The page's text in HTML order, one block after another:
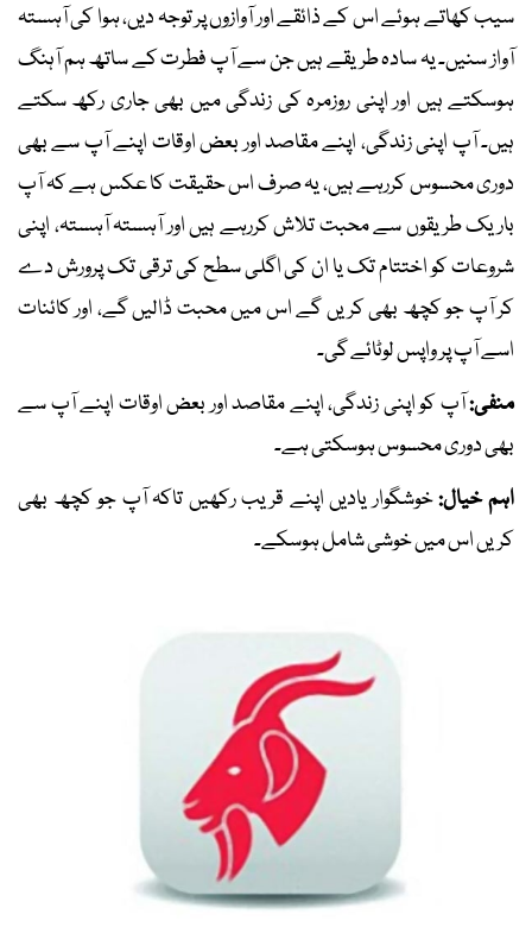
سیب کھاتے ہوئے اس کے ذائقے اور آوازوں پر توجہ دیں، ہوا کی آہستہ
آواز سنیں۔ یہ سادہ طریقے ہیں جن سے آپ فطرت کے ساتھ ہم آہنگ
ہوسکتے ہیں اور اپنی روزمرہ کی زندگی میں بھی جاری رکھ سکتے
ہیں۔ آپ اپنی زندگی، اپنے مقاصد اور بعض اوقات اپنے آپ سے بھی
دوری محسوس کررہے ہیں، یہ صرف اس حقیقت کا عکس ہے کہ آپ
باریک طریقوں سے محبت تلاش کررہے ہیں اور آہستہ آہستہ، اپنی
شروعات کو اختتام تک یا ان کی اگلی سطح کی ترقی تک پرورش دے
کر آپ جو کچھ بھی کریں گے اس میں محبت ڈالیں گے، اور کائنات
اسے آپ پر واپس لوٹائے گی۔
منفی:آپ کو اپنی زندگی، اپنے مقاصد اور بعض اوقات اپنے آپ سے
بھی دوری محسوس ہوسکتی ہے۔
اہم خیال:خوشگوار یادیں اپنے قریب رکھیں تاکہ آپ جو کچھ بھی
کریں اس میں خوشی شامل ہوسکے۔